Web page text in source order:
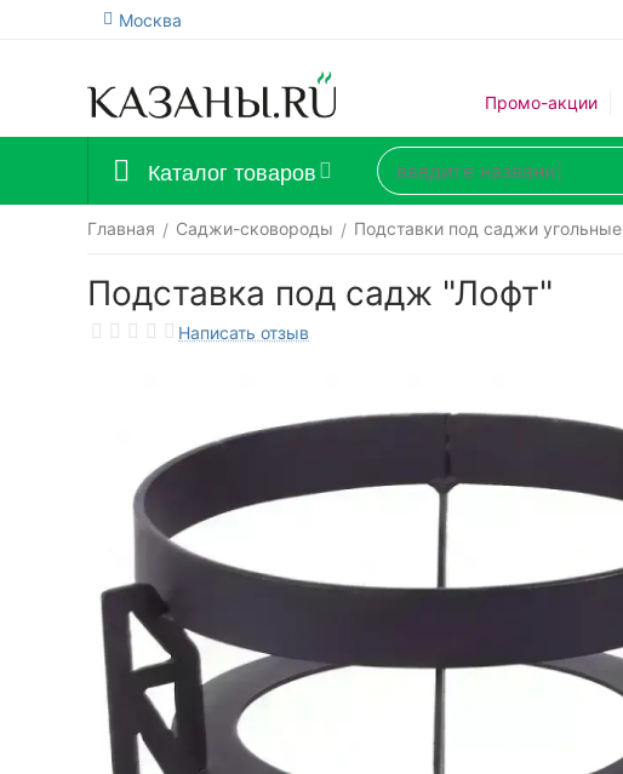
Москва
Промо-акции
Каталог товаров
Главная / Саджи-сковороды / Подставки под саджи угольные
Подставка под садж "Лофт"
Написать отзыв